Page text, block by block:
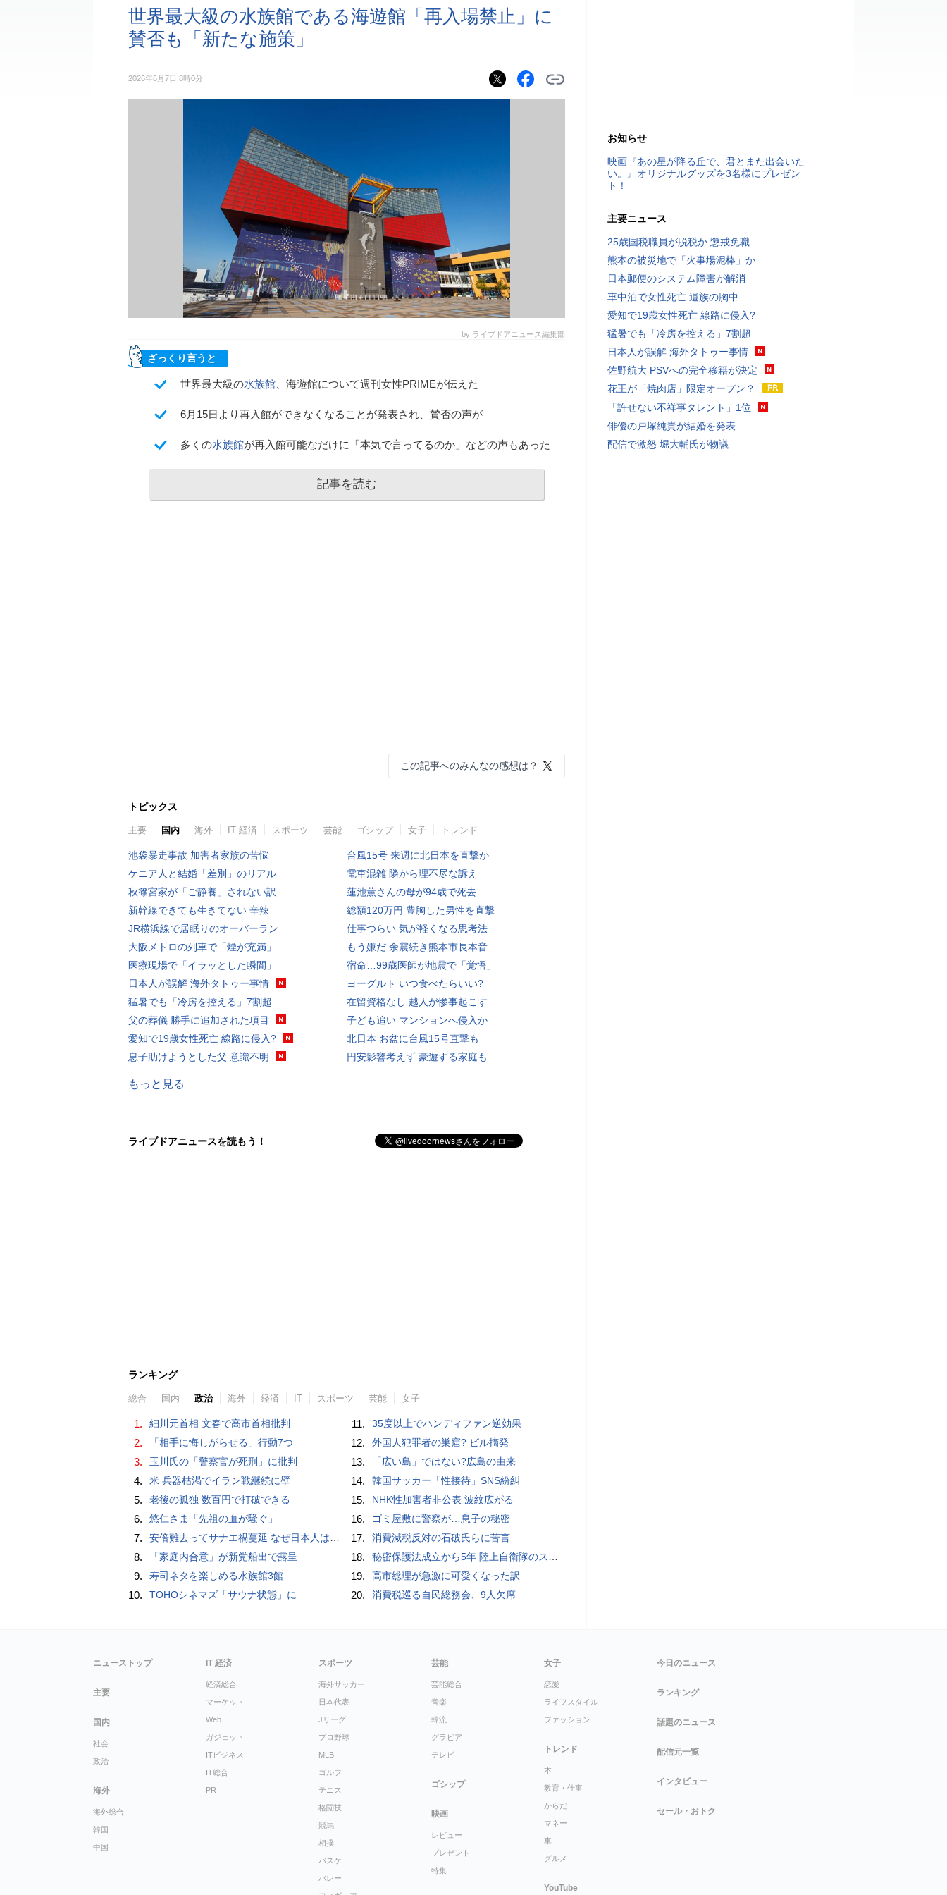
世界最大級の水族館である海遊館「再入場禁止」に
賛否も「新たな施策」
2026年6月7日 8時0分
by ライブドアニュース編集部
ざっくり言うと
世界最大級の水族館 、海遊館について週刊女性PRIMEが伝えた
6月15日より再入館ができなくなることが発表され、賛否の声が
多くの水族館が再入館可能なだけに「本気で言ってるのか」などの声もあった
記事を読む
この記事へのみんなの感想は？
トピックス
主要 国内 海外 IT 経済 スポーツ 芸能 ゴシップ 女子 トレンド
池袋暴走事故 加害者家族の苦悩
ケニア人と結婚「差別」のリアル
秋篠宮家が「ご静養」されない訳
新幹線できても生きてない 辛辣
JR横浜線で居眠りのオーバーラン
大阪メトロの列車で「煙が充満」
医療現場で「イラッとした瞬間」
日本人が誤解 海外タトゥー事情
猛暑でも「冷房を控える」7割超
父の葬儀 勝手に追加された項目
愛知で19歳女性死亡 線路に侵入?
息子助けようとした父 意識不明
台風15号 来週に北日本を直撃か
電車混雑 隣から理不尽な訴え
蓮池薫さんの母が94歳で死去
総額120万円 豊胸した男性を直撃
仕事つらい 気が軽くなる思考法
もう嫌だ 余震続き熊本市長本音
宿命…99歳医師が地震で「覚悟」
ヨーグルト いつ食べたらいい?
在留資格なし 越人が惨事起こす
子ども追い マンションへ侵入か
北日本 お盆に台風15号直撃も
円安影響考えず 豪遊する家庭も
もっと見る
ライブドアニュースを読もう！
ランキング
総合 国内 政治 海外 経済 IT スポーツ 芸能 女子
1. 細川元首相 文春で高市首相批判
2. 「相手に悔しがらせる」行動7つ
3. 玉川氏の「警察官が死刑」に批判
4. 米 兵器枯渇でイラン戦継続に壁
5. 老後の孤独 数百円で打破できる
6. 悠仁さま「先祖の血が騒ぐ」
7. 安倍難去ってサナエ禍蔓延 なぜ日本人は妙ちくりんな女に騙されてしまったのか（適菜収）
8. 「家庭内合意」が新党船出で露呈
9. 寿司ネタを楽しめる水族館3館
10. TOHOシネマズ「サウナ状態」に
11. 35度以上でハンディファン逆効果
12. 外国人犯罪者の巣窟? ビル摘発
13. 「広い島」ではない?広島の由来
14. 韓国サッカー「性接待」SNS紛糾
15. NHK性加害者非公表 波紋広がる
16. ゴミ屋敷に警察が…息子の秘密
17. 消費減税反対の石破氏らに苦言
18. 秘密保護法成立から5年 陸上自衛隊のスパイ組織「別班」暴いたベテラン記者が警鐘 - BLOGOS編集部
19. 高市総理が急激に可愛くなった訳
20. 消費税巡る自民総務会、9人欠席
お知らせ
映画『あの星が降る丘で、君とまた出会いた
い。』オリジナルグッズを3名様にプレゼン
ト！
主要ニュース
25歳国税職員が脱税か 懲戒免職
熊本の被災地で「火事場泥棒」か
日本郵便のシステム障害が解消
車中泊で女性死亡 遺族の胸中
愛知で19歳女性死亡 線路に侵入?
猛暑でも「冷房を控える」7割超
日本人が誤解 海外タトゥー事情
佐野航大 PSVへの完全移籍が決定
花王が「焼肉店」限定オープン？
「許せない不祥事タレント」1位
俳優の戸塚純貴が結婚を発表
配信で激怒 堀大輔氏が物議
ニューストップ
主要
国内
社会
政治
海外
海外総合
韓国
中国
IT 経済
経済総合
マーケット
Web
ガジェット
ITビジネス
IT総合
PR
スポーツ
海外サッカー
日本代表
Jリーグ
プロ野球
MLB
ゴルフ
テニス
格闘技
競馬
相撲
バスケ
バレー
芸能
芸能総合
音楽
韓流
グラビア
テレビ
ゴシップ
映画
レビュー
プレゼント
特集
女子
恋愛
ライフスタイル
ファッション
トレンド
本
教育・仕事
からだ
マネー
車
グルメ
YouTube
今日のニュース
ランキング
話題のニュース
配信元一覧
インタビュー
セール・おトク